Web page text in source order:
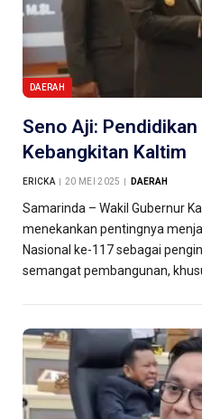
DAERAH
Seno Aji:
Kebangkitan Kaltim
ERICKA 20 MEI 2025 DAERAH
Samarinda – Wakil Gubernur
menekankan pentingnya
Nasional ke-117 sebagai
semangat pembangunan,